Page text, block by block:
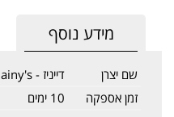
מידע נוסף
שם יצרן
דייניז - Dainy's
זמן אספקה
10 ימים